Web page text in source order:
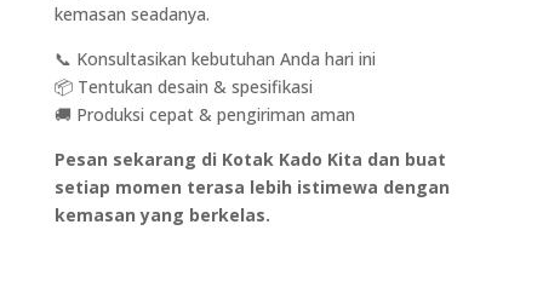
kemasan seadanya.
📞 Konsultasikan kebutuhan Anda hari ini
📦 Tentukan desain & spesifikasi
🚚 Produksi cepat & pengiriman aman
Pesan sekarang di Kotak Kado Kita dan buat
setiap momen terasa lebih istimewa dengan
kemasan yang berkelas.